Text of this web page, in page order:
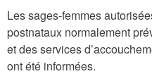
Les sages-femmes
postnataux normalement
et des services
ont été informées.